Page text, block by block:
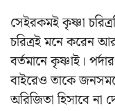
সেইরকমই কৃষ্ণা
চরিত্রই মনে করেন
বর্তমানে কৃষ্ণাই।
বাইরেও তাকে
অরিজিতা হিসাবে না